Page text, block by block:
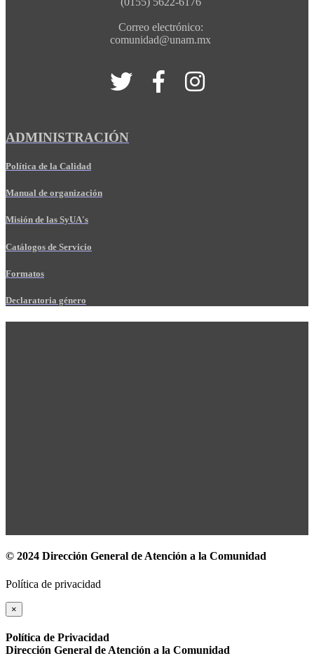
Correo electrónico:
comunidad@unam.mx
ADMINISTRACIÓN
Política de la Calidad
Manual de organización
Misión de las SyUA's
Catálogos de Servicio
Formatos
Declaratoria género
© 2024 Dirección General de Atención a la Comunidad
Política de privacidad
×
Política de Privacidad
Dirección General de Atención a la Comunidad